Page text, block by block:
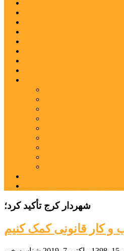
شهردار کرج تأکید کرد؛
کار قانونی کمک کنیم